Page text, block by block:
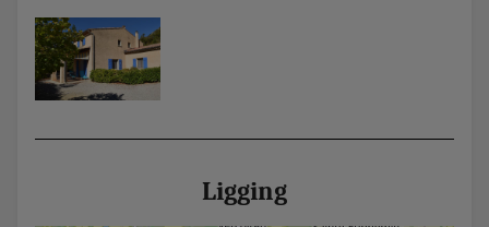
Ligging